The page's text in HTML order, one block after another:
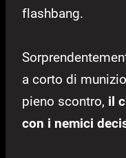
flashbang.
a corto di
pieno scontro, il
con i nemici